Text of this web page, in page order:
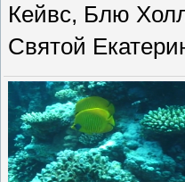
Кейвс, Блю
Святой